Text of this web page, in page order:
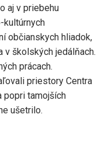
aj v priebehu
kultúrnych
občianskych hliadok,
v školských jedálňach.
prácach.
priestory Centra
popri tamojších
ušetrilo.